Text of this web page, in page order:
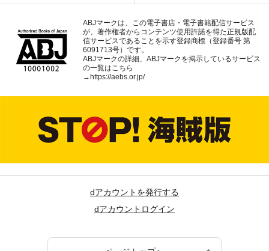
ABJマークは、この電子書店・電子書籍配信サービス
が、著作権者からコンテンツ使用許諾を得た正規版配
信サービスであることを示す登録商標（登録番号 第
6091713号）です。
ABJマークの詳細、ABJマークを掲示しているサービス
の一覧はこちら
→ https://aebs.or.jp/
dアカウントを発行する
dアカウントログイン